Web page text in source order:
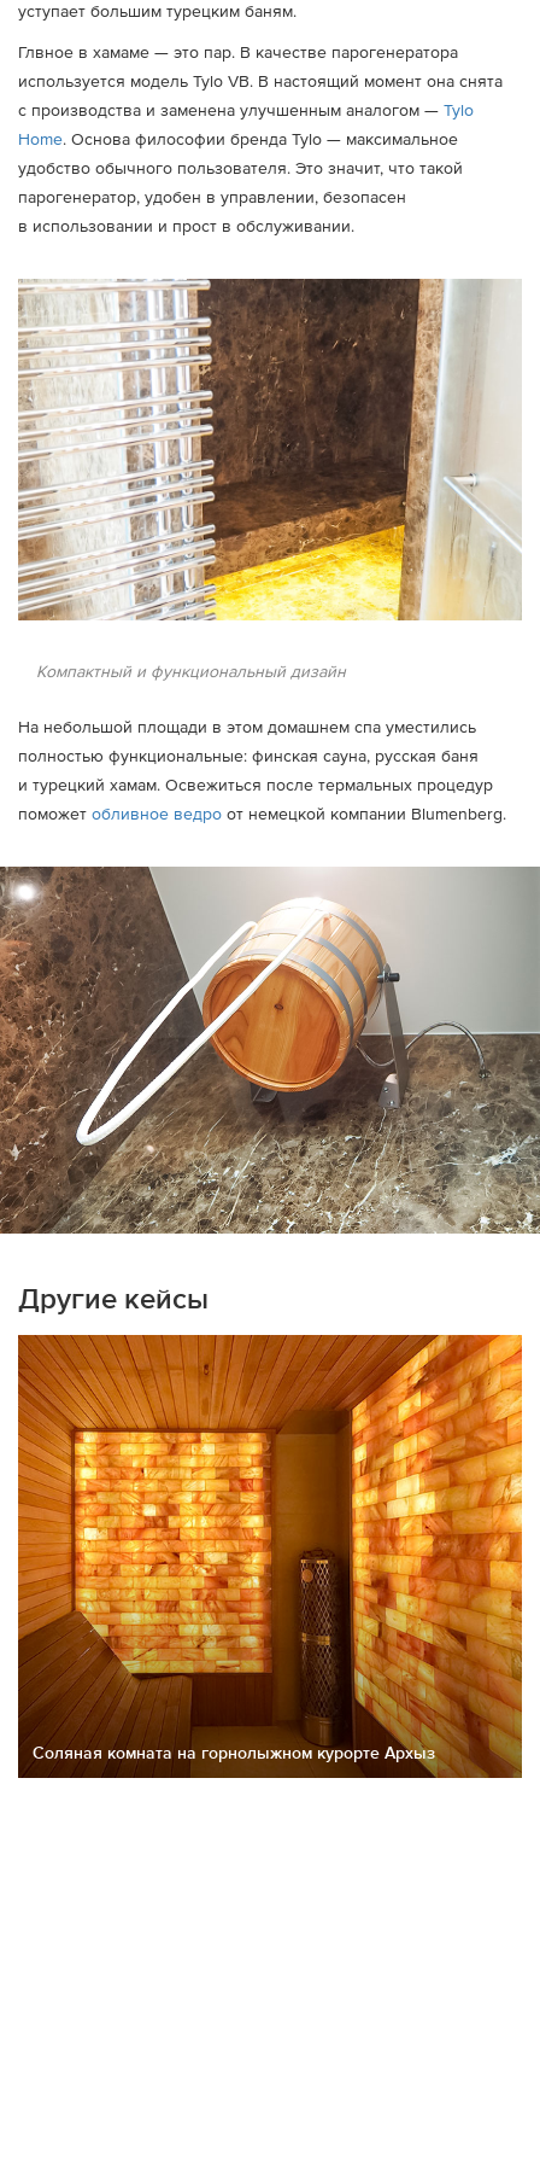
уступает большим турецким баням.
Глвное в хамаме — это пар. В качестве парогенератора
используется модель Tylo VB. В настоящий момент она снята
с производства и заменена улучшенным аналогом — Tylo
Home. Основа философии бренда Tylo — максимальное
удобство обычного пользователя. Это значит, что такой
парогенератор, удобен в управлении, безопасен
в использовании и прост в обслуживании.
Компактный и функциональный дизайн
На небольшой площади в этом домашнем спа уместились
полностью функциональные: финская сауна, русская баня
и турецкий хамам. Освежиться после термальных процедур
поможет обливное ведро от немецкой компании Blumenberg.
Другие кейсы
Соляная комната на горнолыжном курорте Архыз